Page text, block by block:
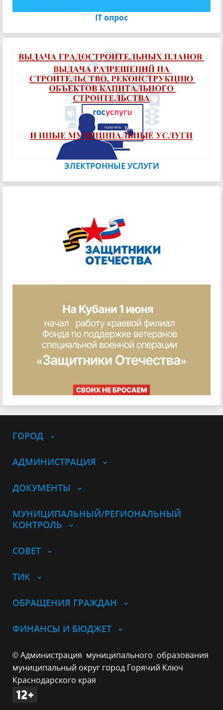
IT опрос
ЭЛЕКТРОННЫЕ УСЛУГИ
ГОРОД
АДМИНИСТРАЦИЯ
ДОКУМЕНТЫ
МУНИЦИПАЛЬНЫЙ/РЕГИОНАЛЬНЫЙ
КОНТРОЛЬ
СОВЕТ
ТИК
ОБРАЩЕНИЯ ГРАЖДАН
ФИНАНСЫ И БЮДЖЕТ
© Администрация муниципального образования
муниципальный округ город Горячий Ключ
Краснодарского края